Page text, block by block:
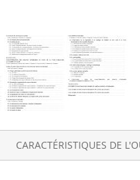
CARACTÉRISTIQUES DE